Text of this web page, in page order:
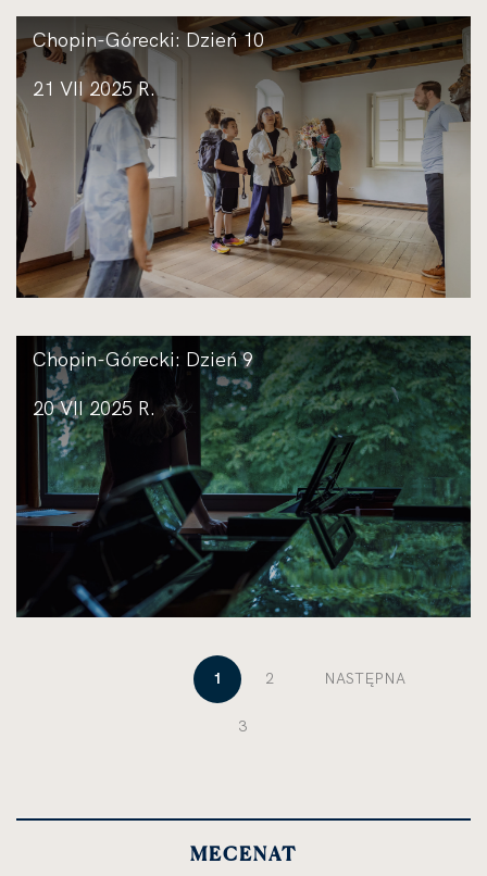
Chopin-Górecki: Dzień 10
21 VII 2025 R.
Chopin-Górecki: Dzień 9
20 VII 2025 R.
1 2
3
NASTĘPNA
MECENAT